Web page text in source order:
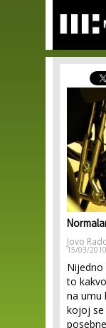
Jovo
15/03/2010
Nijedno
to
na umu
kojoj se